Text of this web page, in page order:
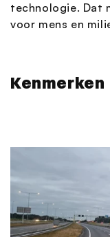
technologie. Dat
voor mens en
Kenmerken